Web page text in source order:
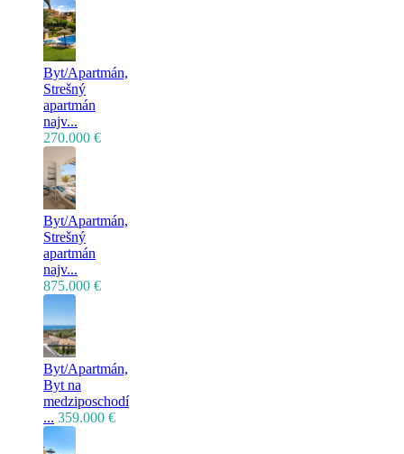
Byt/Apartmán,
Strešný
apartmán
najv...
270.000 €
Byt/Apartmán,
Strešný
apartmán
najv...
875.000 €
Byt/Apartmán,
Byt na
medziposchodí
... 359.000 €